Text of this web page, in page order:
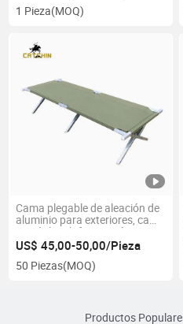
1 Pieza(MOQ)
Cama plegable de aleación de
aluminio para exteriores, cama
portátil multifuncional
US$ 45,00-50,00/Pieza
50 Piezas(MOQ)
Productos